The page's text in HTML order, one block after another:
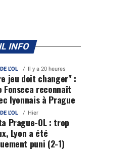
INFO
L'OL Il y a 20 heures
jeu doit changer" :
Fonseca reconnaît
lyonnais à Prague
L'OL Hier
Prague-OL : trop
Lyon a été
puni (2-1)